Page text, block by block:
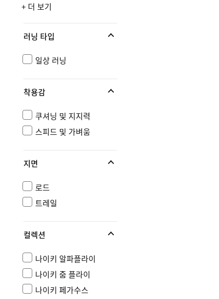
+ 더 보기
러닝 타입
일상 러닝
착용감
쿠셔닝 및 지지력
스피드 및 가벼움
지면
로드
트레일
컬렉션
나이키 알파플라이
나이키 줌 플라이
나이키 페가수스